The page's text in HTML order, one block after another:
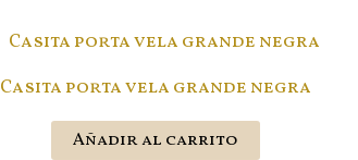
Casita porta vela grande negra
Añadir al carrito